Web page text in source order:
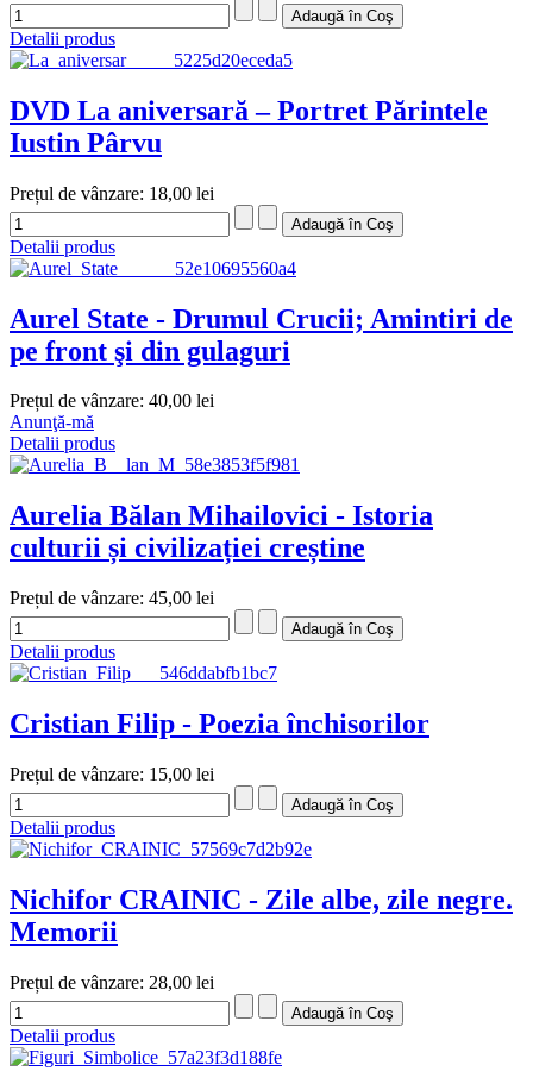
Detalii produs
DVD La aniversară – Portret Părintele
Iustin Pârvu
Prețul de vânzare: 18,00 lei
Detalii produs
Aurel State - Drumul Crucii; Amintiri de
pe front şi din gulaguri
Prețul de vânzare: 40,00 lei
Anunţă-mă
Detalii produs
Aurelia Bălan Mihailovici - Istoria
culturii și civilizației creștine
Prețul de vânzare: 45,00 lei
Detalii produs
Cristian Filip - Poezia închisorilor
Prețul de vânzare: 15,00 lei
Detalii produs
Nichifor CRAINIC - Zile albe, zile negre.
Memorii
Prețul de vânzare: 28,00 lei
Detalii produs